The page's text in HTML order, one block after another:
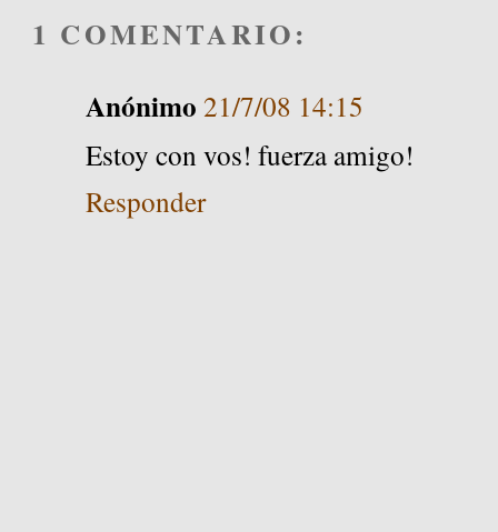
1 COMENTARIO:
Anónimo 21/7/08 14:15
Estoy con vos! fuerza amigo!
Responder